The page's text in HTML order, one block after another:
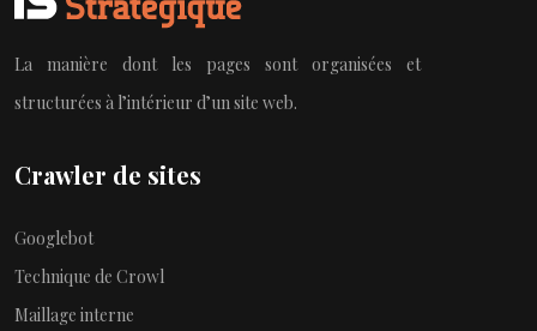
La manière dont les pages sont organisées et
structurées à l’intérieur d’un site web.
Crawler de sites
Googlebot
Technique de Crowl
Maillage interne